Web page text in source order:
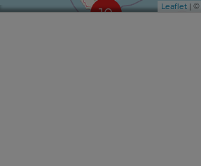
10 Leaflet | ©